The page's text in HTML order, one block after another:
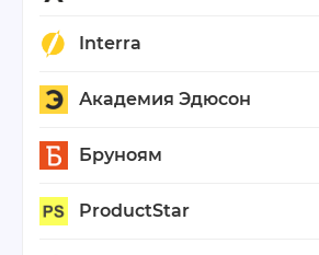
Interra
Академия Эдюсон
Бруноям
ProductStar